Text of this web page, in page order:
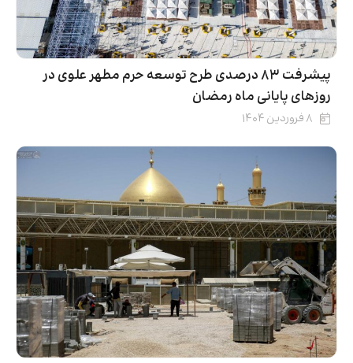
پیشرفت ۸۳ درصدی طرح توسعه حرم مطهر علوی در
روزهای پایانی ماه رمضان
۸ فروردین ۱۴۰۴